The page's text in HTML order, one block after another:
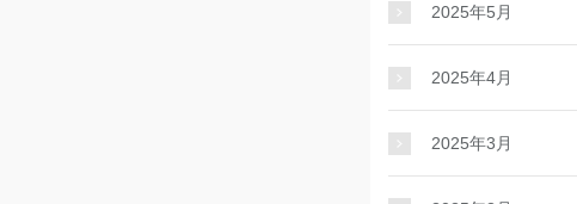
2025年5月
2025年4月
2025年3月